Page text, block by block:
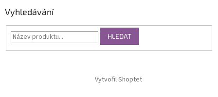
Vyhledávání
HLEDAT
Vytvořil Shoptet